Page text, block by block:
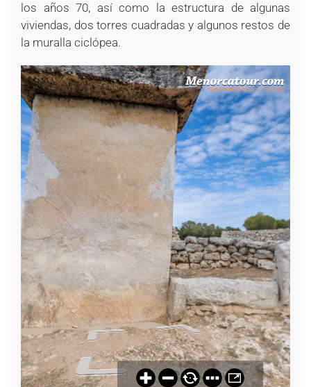
los años 70, así como la estructura de algunas
viviendas, dos torres cuadradas y algunos restos de
la muralla ciclópea.